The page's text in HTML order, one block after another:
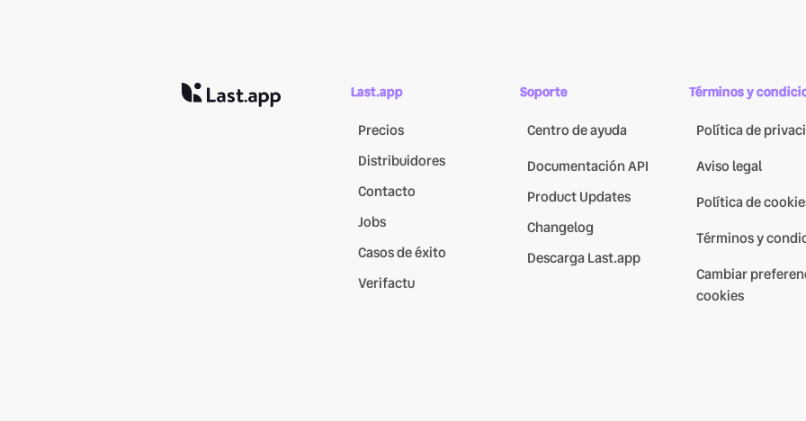
Last.app
Precios
Distribuidores
Contacto
Jobs
Casos de éxito
Verifactu
Soporte
Centro de ayuda
Documentación API
Product Updates
Changelog
Descarga Last.app
Términos y
Política de
Aviso legal
Política de
Términos y
Cambiar
cookies